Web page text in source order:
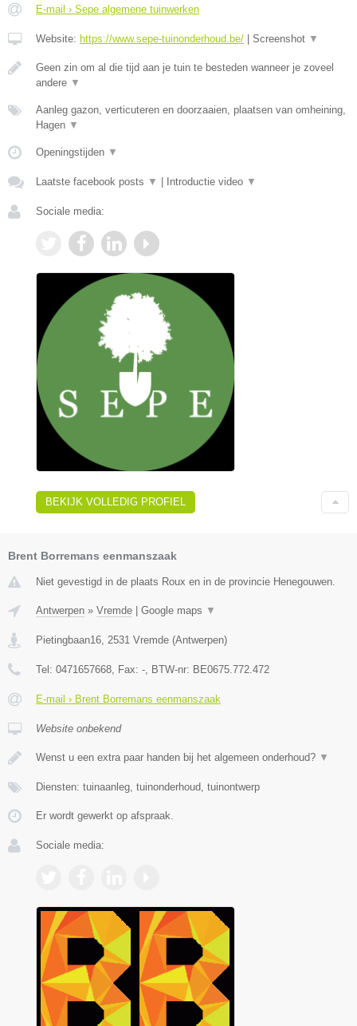
E-mail › Sepe algemene tuinwerken
Website: https://www.sepe-tuinonderhoud.be/ Screenshot ▼
Geen zin om al die tijd aan je tuin te besteden wanneer je zoveel
andere ▼
Aanleg gazon, verticuteren en doorzaaien, plaatsen van omheining,
Hagen ▼
Openingstijden ▼
Laatste facebook posts ▼ Introductie video ▼
Sociale media:
BEKIJK VOLLEDIG PROFIEL
Brent Borremans eenmanszaak
Niet gevestigd in de plaats Roux en in de provincie Henegouwen.
Antwerpen » Vremde Google maps ▼
Pietingbaan16, 2531 Vremde (Antwerpen)
Tel: 0471657668, Fax: -, BTW-nr: BE0675.772.472
E-mail › Brent Borremans eenmanszaak
Website onbekend
Wenst u een extra paar handen bij het algemeen onderhoud? ▼
Diensten: tuinaanleg, tuinonderhoud, tuinontwerp
Er wordt gewerkt op afspraak.
Sociale media: